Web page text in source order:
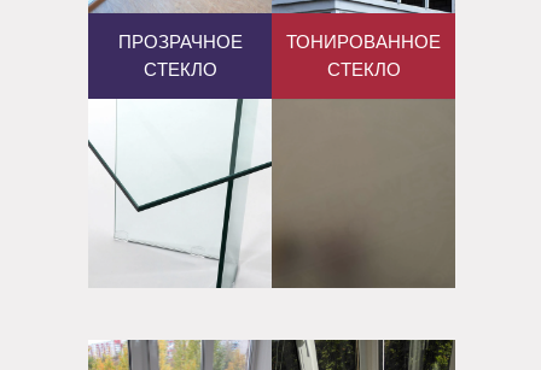
ПРОЗРАЧНОЕ
СТЕКЛО
ТОНИРОВАННОЕ
СТЕКЛО